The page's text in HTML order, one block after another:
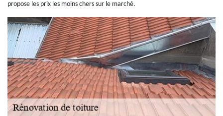
propose les prix les moins chers sur le marché.